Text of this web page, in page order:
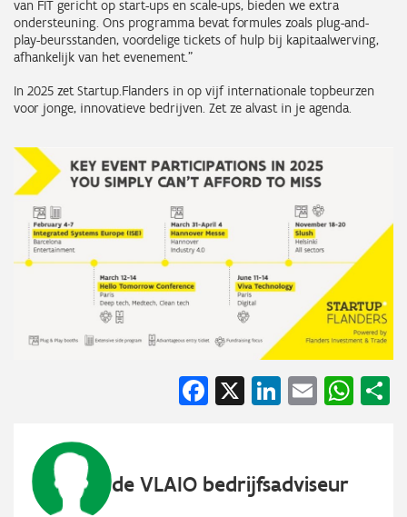
van FIT gericht op start-ups en scale-ups, bieden we extra
ondersteuning. Ons programma bevat formules zoals plug-and-
play-beursstanden, voordelige tickets of hulp bij kapitaalwerving,
afhankelijk van het evenement.”
In 2025 zet Startup.Flanders in op vijf internationale topbeurzen
voor jonge, innovatieve bedrijven. Zet ze alvast in je agenda.
Facebook
X LinkedIn
Email
de VLAIO bedrijfsadviseur